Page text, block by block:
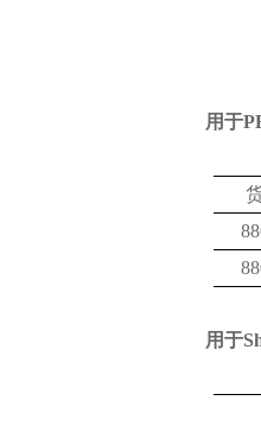
用于
用于